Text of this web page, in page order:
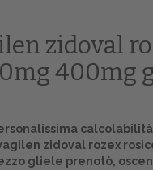
zidoval
400mg
zidoval rozex
gliele prenotò,